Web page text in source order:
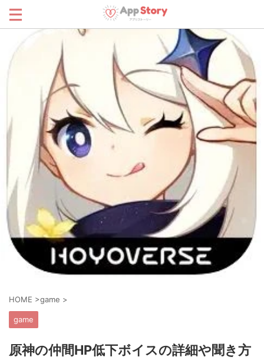
HOME >game >
game
原神の仲間HP低下ボイスの詳細や聞き方